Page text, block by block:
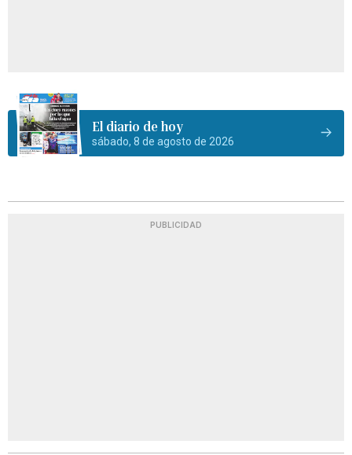
El diario de hoy
sábado, 8 de agosto de 2026
PUBLICIDAD